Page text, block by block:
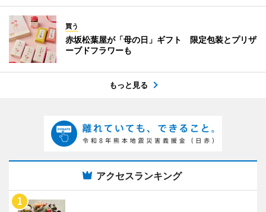
買う
赤坂松葉屋が「母の日」ギフト 限定包装とプリザ
ーブドフラワーも
もっと見る
アクセスランキング